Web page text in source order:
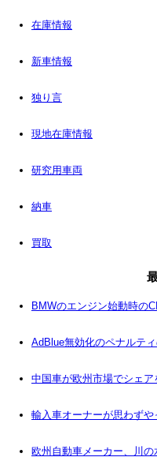
在庫情報
新車情報
独り言
現地在庫情報
研究用車両
納車
買取
BMWのエンジン始動時の
AdBlue無効化のペナルテ
中国車が欧州市場でシェ
輸入車オーナーが思わず
欧州自動車メーカー、川